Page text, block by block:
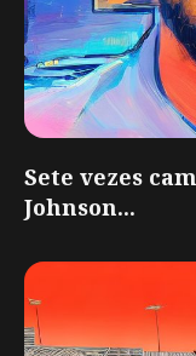
Sete vezes
Johnson...